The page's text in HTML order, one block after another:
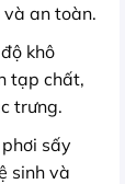
an toàn.
khô
tạp chất,
trưng.
sấy
sinh và